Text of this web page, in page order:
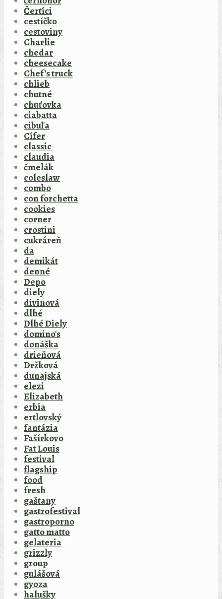
Čertíci
cestíčko
cestoviny
Charlie
chedar
cheesecake
Chef's truck
chlieb
chutné
chuťovka
ciabatta
cibuľa
Cífer
classic
claudia
čmelák
coleslaw
combo
con forchetta
cookies
corner
crostini
cukráreň
da
demikát
denné
Depo
diely
divinová
dlhé
Dlhé Diely
domino's
donáška
drieňová
Držková
dunajská
elezi
Elizabeth
erbia
ertlovský
fantázia
Fašírkovo
Fat Louis
festival
flagship
food
fresh
gaštany
gastrofestival
gastroporno
gatto matto
gelateria
grizzly
group
gulášová
gyoza
halušky